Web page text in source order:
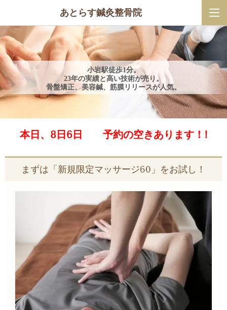
あとらす鍼灸整骨院
小岩駅徒歩1分。
23年の実績と高い技術が売り。
骨盤矯正、美容鍼、筋膜リリースが人気。
本日、8日6日 予約の空きあります！!
まずは「新規限定マッサージ60」をお試し！